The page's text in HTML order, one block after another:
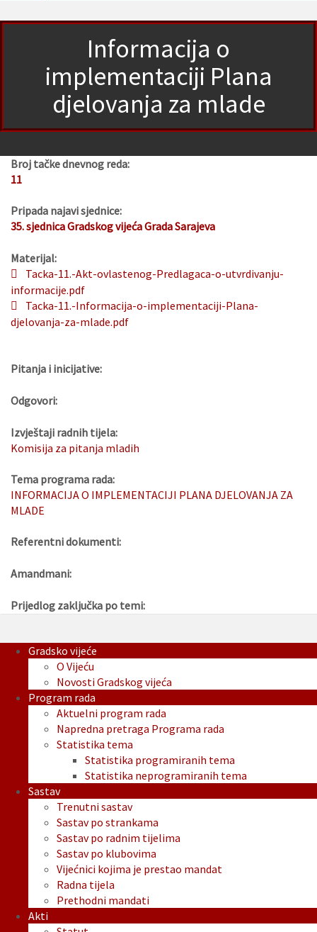
Informacija o
implementaciji Plana
djelovanja za mlade
Broj tačke dnevnog reda:
11
Pripada najavi sjednice:
35. sjednica Gradskog vijeća Grada Sarajeva
Materijal:
Tacka-11.-Akt-ovlastenog-Predlagaca-o-utvrdivanju-
informacije.pdf
Tacka-11.-Informacija-o-implementaciji-Plana-
djelovanja-za-mlade.pdf
Pitanja i inicijative:
Odgovori:
Izvještaji radnih tijela:
Komisija za pitanja mladih
Tema programa rada:
INFORMACIJA O IMPLEMENTACIJI PLANA DJELOVANJA ZA
MLADE
Referentni dokumenti:
Amandmani:
Prijedlog zaključka po temi:
Gradsko vijeće
O Vijeću
Novosti Gradskog vijeća
Program rada
Aktuelni program rada
Napredna pretraga Programa rada
Statistika tema
Statistika programiranih tema
Statistika neprogramiranih tema
Sastav
Trenutni sastav
Sastav po strankama
Sastav po radnim tijelima
Sastav po klubovima
Vijećnici kojima je prestao mandat
Radna tijela
Prethodni mandati
Akti